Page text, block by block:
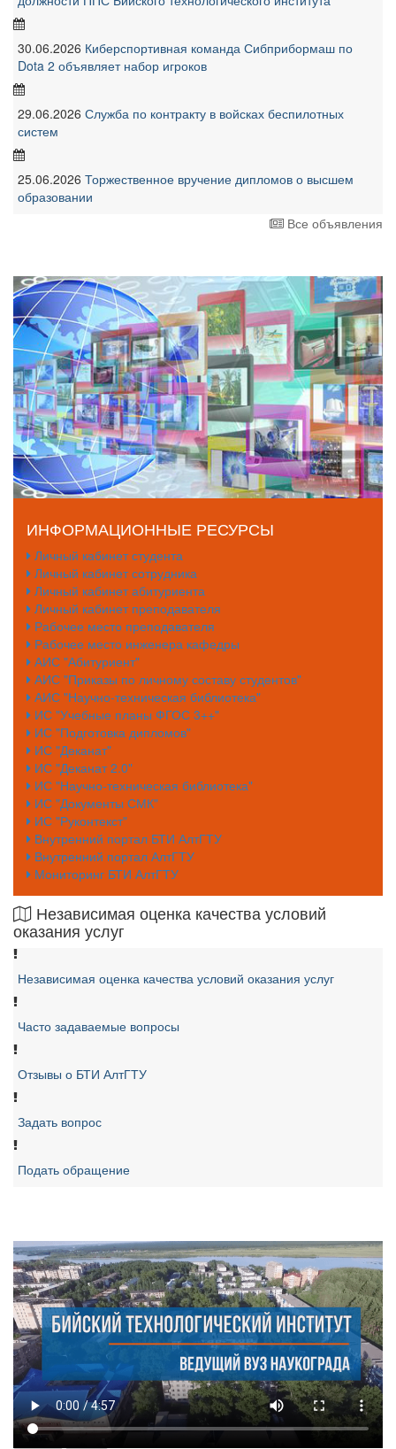
30.06.2026 Киберспортивная команда Сибприбормаш по
Dota 2 объявляет набор игроков
29.06.2026 Служба по контракту в войсках беспилотных
систем
25.06.2026 Торжественное вручение дипломов о высшем
образовании
Все объявления
ИНФОРМАЦИОННЫЕ РЕСУРСЫ
Личный кабинет студента
Личный кабинет сотрудника
Личный кабинет абитуриента
Личный кабинет преподавателя
Рабочее место преподавателя
Рабочее место инженера кафедры
АИС "Абитуриент"
АИС "Приказы по личному составу студентов"
АИС "Научно-техническая библиотека"
ИС "Учебные планы ФГОС 3++"
ИС "Подготовка дипломов"
ИС "Деканат"
ИС "Деканат 2.0"
ИС "Научно-техническая библиотека"
ИС "Документы СМК"
ИС "Руконтекст"
Внутренний портал БТИ АлтГТУ
Внутренний портал АлтГТУ
Мониторинг БТИ АлтГТУ
Независимая оценка качества условий
оказания услуг
Независимая оценка качества условий оказания услуг
Часто задаваемые вопросы
Отзывы о БТИ АлтГТУ
Задать вопрос
Подать обращение